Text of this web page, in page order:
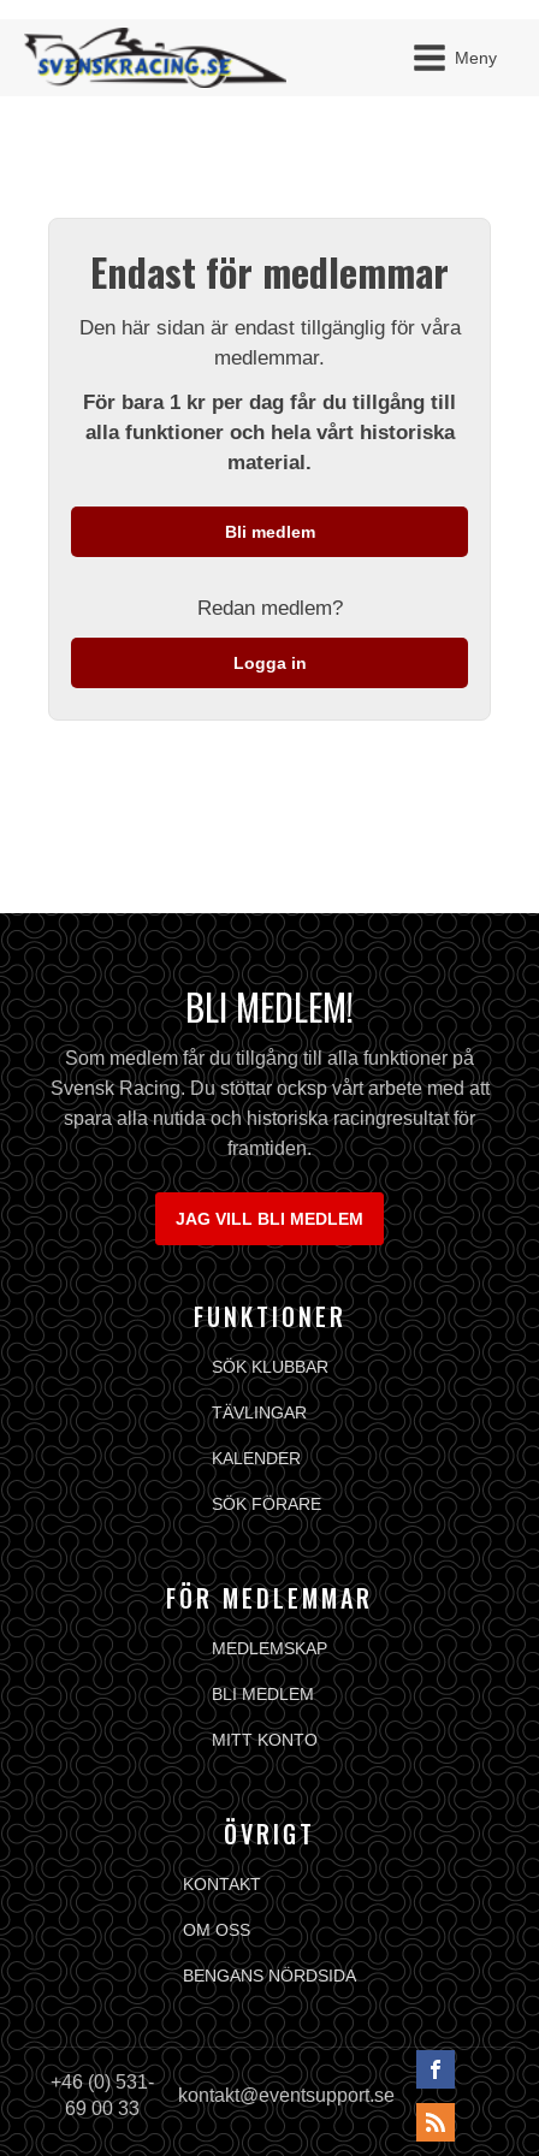
Meny
Endast för medlemmar
Den här sidan är endast tillgänglig för våra
medlemmar.
För bara 1 kr per dag får du tillgång till
alla funktioner och hela vårt historiska
material.
Bli medlem
Redan medlem?
Logga in
BLI MEDLEM!
Som medlem får du tillgång till alla funktioner på
Svensk Racing. Du stöttar ocksp vårt arbete med att
spara alla nutida och historiska racingresultat för
framtiden.
JAG VILL BLI MEDLEM
FUNKTIONER
SÖK KLUBBAR
TÄVLINGAR
KALENDER
SÖK FÖRARE
FÖR MEDLEMMAR
MEDLEMSKAP
BLI MEDLEM
MITT KONTO
ÖVRIGT
KONTAKT
OM OSS
BENGANS NÖRDSIDA
+46 (0) 531-
69 00 33
kontakt@eventsupport.se